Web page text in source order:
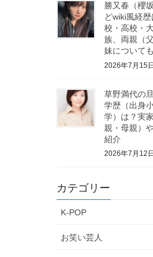
勝又春（櫻
どwiki風経
校・高校・
族、両親（
妹について
2026年7月15日
草野満代の
学歴（出身
学）は？実
親・母親）
紹介
2026年7月12日
カテゴリー
K-POP
お笑い芸人